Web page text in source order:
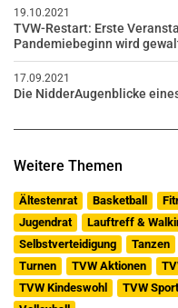
19.10.2021
TVW-Restart: Erste
Pandemiebeginn wird
17.09.2021
Die NidderAugenblicke
Weitere Themen
Ältestenrat Basketball
Jugendrat
Lauftreff &
Selbstverteidigung
Tanzen
Turnen
TVW Aktionen
TVW Kindeswohl
TVW